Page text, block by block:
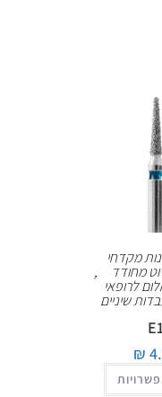
מקדחי
מחודד ,
לרופאי
שיניים
₪